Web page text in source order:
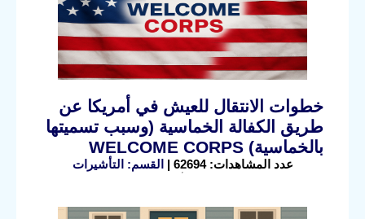
خطوات الانتقال للعيش في أمريكا عن
طريق الكفالة الخماسية (وسبب تسميتها
بالخماسية) WELCOME CORPS
عدد المشاهدات: 62694 | القسم: التأشيرات